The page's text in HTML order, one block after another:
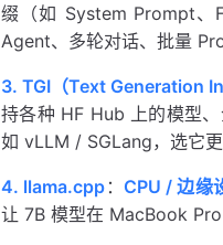
缀（如 System Prompt、
Agent、多轮对话、批量
3. TGI（Text Generation
持各种 HF Hub 上的模型
如 vLLM / SGLang，选它
4. llama.cpp ： CPU / 边缘
让 7B 模型在 MacBook Pro